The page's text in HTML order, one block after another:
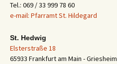
Tel.: 069 / 33 999 78 60
e-mail: Pfarramt St. Hildegard
St. Hedwig
Elsterstraße 18
65933 Frankfurt am Main - Griesheim